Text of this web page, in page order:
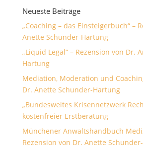
Neueste Beiträge
„Coaching – das Einsteigerbuch“ –
Anette Schunder-Hartung
„Liquid Legal“ – Rezension von Dr.
Hartung
Mediation, Moderation und
Dr. Anette Schunder-Hartung
„Bundesweites Krisennetzwerk
kostenfreier Erstberatung
Münchener Anwaltshandbuch
Rezension von Dr. Anette